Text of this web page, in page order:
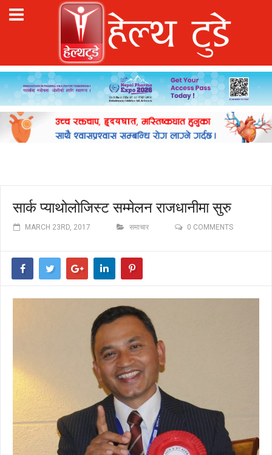
सार्क प्याथोलोजिस्ट सम्मेलन राजधानीमा सुरु
MARCH 23RD, 2017 समाचार 0 COMMENTS